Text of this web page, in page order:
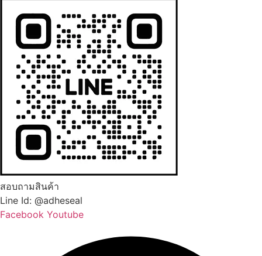
สอบถามสินค้า
Line Id: @adheseal
Facebook Youtube